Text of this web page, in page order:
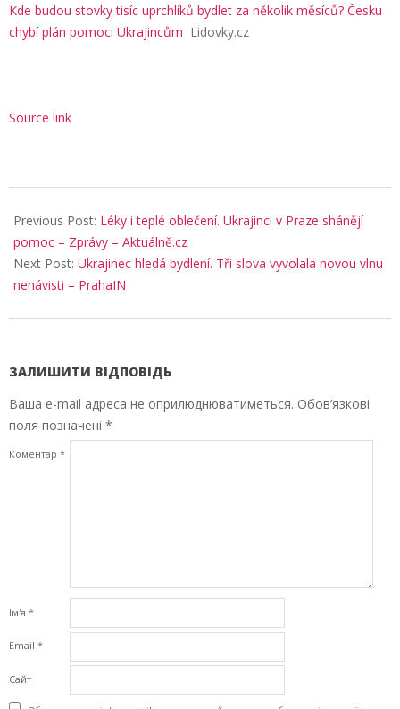
Kde budou stovky tisíc uprchlíků bydlet za několik měsíců? Česku
chybí plán pomoci Ukrajincům Lidovky.cz
Source link
12-
19
Previous Post: Léky i teplé oblečení. Ukrajinci v Praze shánějí
pomoc – Zprávy – Aktuálně.cz
Next Post: Ukrajinec hledá bydlení. Tři slova vyvolala novou vlnu
nenávisti – PrahaIN
ЗАЛИШИТИ ВІДПОВІДЬ
Ваша e-mail адреса не оприлюднюватиметься. Обов’язкові
поля позначені *
Коментар *
Ім'я *
Email *
Сайт